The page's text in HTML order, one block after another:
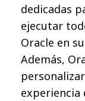
dedicadas
ejecutar
Oracle en
Además,
experiencia